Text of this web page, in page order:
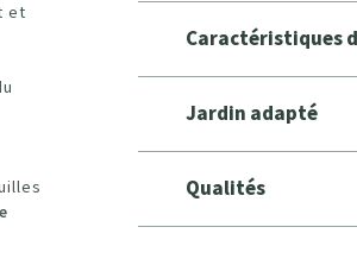
et
Caractéristiques
Jardin adapté
Qualités